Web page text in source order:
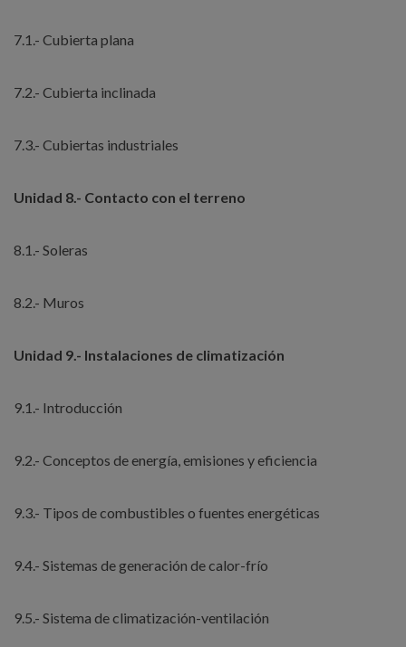
7.1.- Cubierta plana
7.2.- Cubierta inclinada
7.3.- Cubiertas industriales
Unidad 8.- Contacto con el terreno
8.1.- Soleras
8.2.- Muros
Unidad 9.- Instalaciones de climatización
9.1.- Introducción
9.2.- Conceptos de energía, emisiones y eficiencia
9.3.- Tipos de combustibles o fuentes energéticas
9.4.- Sistemas de generación de calor-frío
9.5.- Sistema de climatización-ventilación